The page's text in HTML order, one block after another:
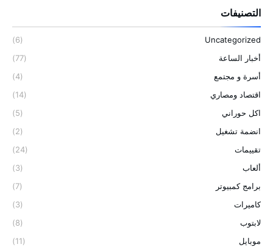
التصنيفات
Uncategorized
(6)
أخبار الساعة
(77)
أسرة و مجتمع
(4)
اقتصاد ومصاري
(14)
اكل حوراني
(5)
انضمة تشغيل
(2)
تقييمات
(24)
ألعاب
(3)
برامج كمبيوتر
(7)
كاميرات
(3)
لابتوب
(8)
موبايل
(11)